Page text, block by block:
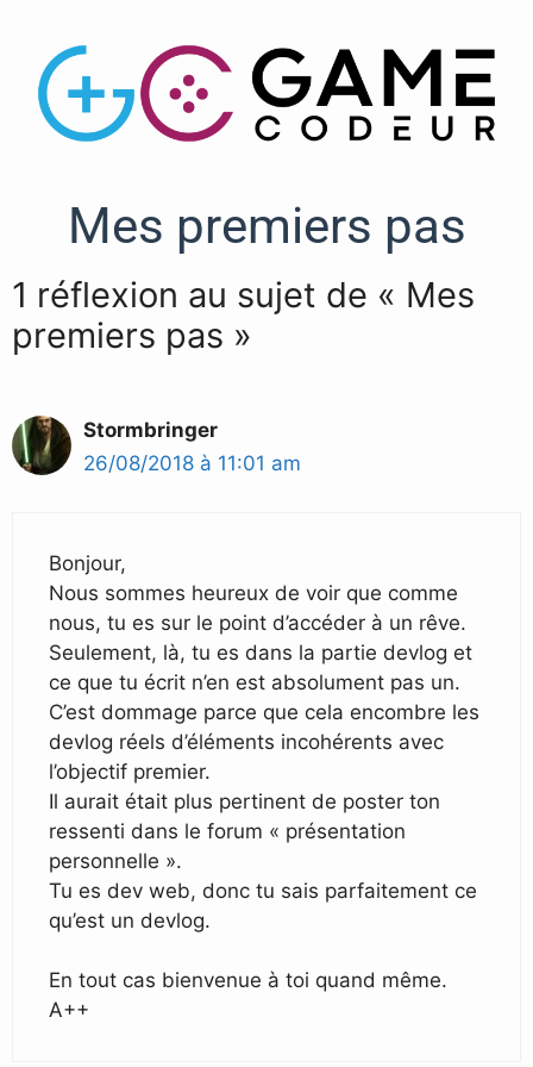
Mes premiers pas
1 réflexion au sujet de « Mes
premiers pas »
Stormbringer
26/08/2018 à 11:01 am
Bonjour,
Nous sommes heureux de voir que comme
nous, tu es sur le point d’accéder à un rêve.
Seulement, là, tu es dans la partie devlog et
ce que tu écrit n’en est absolument pas un.
C’est dommage parce que cela encombre les
devlog réels d’éléments incohérents avec
l’objectif premier.
Il aurait était plus pertinent de poster ton
ressenti dans le forum « présentation
personnelle ».
Tu es dev web, donc tu sais parfaitement ce
qu’est un devlog.
En tout cas bienvenue à toi quand même.
A++